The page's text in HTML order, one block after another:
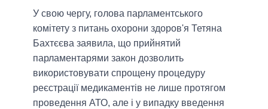
У свою чергу, голова парламентського
комітету з питань охорони здоров'я Тетяна
Бахтєєва заявила, що прийнятий
парламентарями закон дозволить
використовувати спрощену процедуру
реєстрації медикаментів не лише протягом
проведення АТО, але і у випадку введення